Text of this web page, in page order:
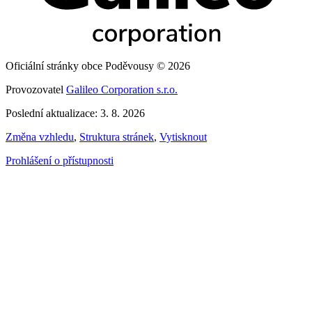
Oficiální stránky obce Poděvousy © 2026
Provozovatel Galileo Corporation s.r.o.
Poslední aktualizace: 3. 8. 2026
Změna vzhledu, Struktura stránek, Vytisknout
Prohlášení o přístupnosti